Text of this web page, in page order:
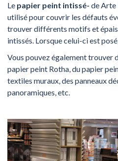
Le papier peint intissé- de Arte
utilisé pour couvrir les défauts
trouver différents motifs et
intissés. Lorsque celui-ci est
Vous pouvez également trouver
papier peint Rotha, du papier
textiles muraux, des panneaux
panoramiques, etc.